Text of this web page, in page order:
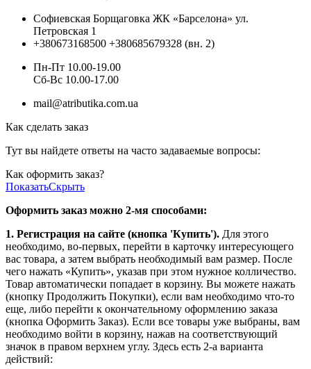
Софиевская Борщаговка ЖК «Барселона» ул.
Петровская 1
+380673168500 +380685679328 (вн. 2)
Пн-Пт 10.00-19.00
Cб-Вс 10.00-17.00
mail@atributika.com.ua
Как сделать заказ
Тут вы найдете ответы на часто задаваемые вопросы:
Как оформить заказ?
ПоказатьСкрыть
Оформить заказ можно 2-мя способами:
1. Регистрация на сайте (кнопка 'Купить'). Для этого
необходимо, во-первых, перейти в карточку интересующего
вас товара, а затем выбрать необходимый вам размер. После
чего нажать «Купить», указав при этом нужное колличество.
Товар автоматически попадает в корзину. Вы можете нажать
(кнопку Продолжить Покупки), если вам необходимо что-то
еще, либо перейти к окончательному оформлению заказа
(кнопка Оформить Заказ). Если все товары уже выбраны, вам
необходимо войти в корзину, нажав на соответствующий
значок в правом верхнем углу. Здесь есть 2-а варианта
действий: